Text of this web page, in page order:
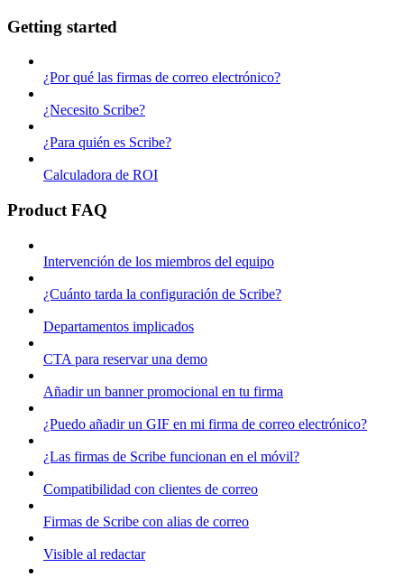
Getting started
¿Por qué las firmas de correo electrónico?
¿Necesito Scribe?
¿Para quién es Scribe?
Calculadora de ROI
Product FAQ
Intervención de los miembros del equipo
¿Cuánto tarda la configuración de Scribe?
Departamentos implicados
CTA para reservar una demo
Añadir un banner promocional en tu firma
¿Puedo añadir un GIF en mi firma de correo electrónico?
¿Las firmas de Scribe funcionan en el móvil?
Compatibilidad con clientes de correo
Firmas de Scribe con alias de correo
Visible al redactar